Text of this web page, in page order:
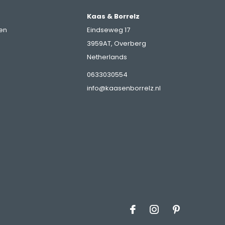
Kaas & Borrelz
Eindseweg 17
3959AT, Overberg
Netherlands
0633030554
info@kaasenborrelz.nl